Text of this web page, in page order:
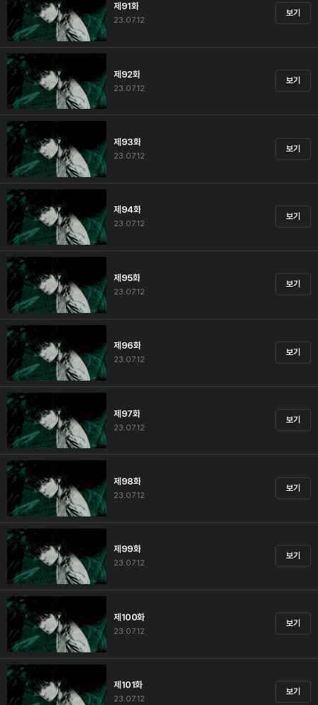
제91화
23.07.12
보기
제92화
23.07.12
보기
제93화
23.07.12
보기
제94화
23.07.12
보기
제95화
23.07.12
보기
제96화
23.07.12
보기
제97화
23.07.12
보기
제98화
23.07.12
보기
제99화
23.07.12
보기
제100화
23.07.12
보기
제101화
23.07.12
보기